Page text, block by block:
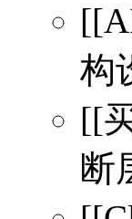
构
[[
断